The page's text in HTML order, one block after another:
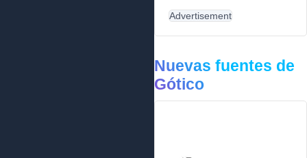
Advertisement
Nuevas fuentes de
Gótico